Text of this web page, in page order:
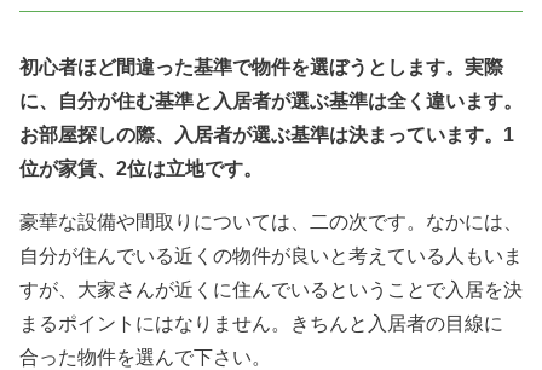
初心者ほど間違った基準で物件を選ぼうとします。実際
に、自分が住む基準と入居者が選ぶ基準は全く違います。
お部屋探しの際、入居者が選ぶ基準は決まっています。1
位が家賃、2位は立地です。
豪華な設備や間取りについては、二の次です。なかには、
自分が住んでいる近くの物件が良いと考えている人もいま
すが、大家さんが近くに住んでいるということで入居を決
まるポイントにはなりません。きちんと入居者の目線に
合った物件を選んで下さい。